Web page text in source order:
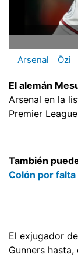
Arsenal Özi
El alemán
Arsenal en la
Premier
También
Colón por falta
El exjugador
Gunners